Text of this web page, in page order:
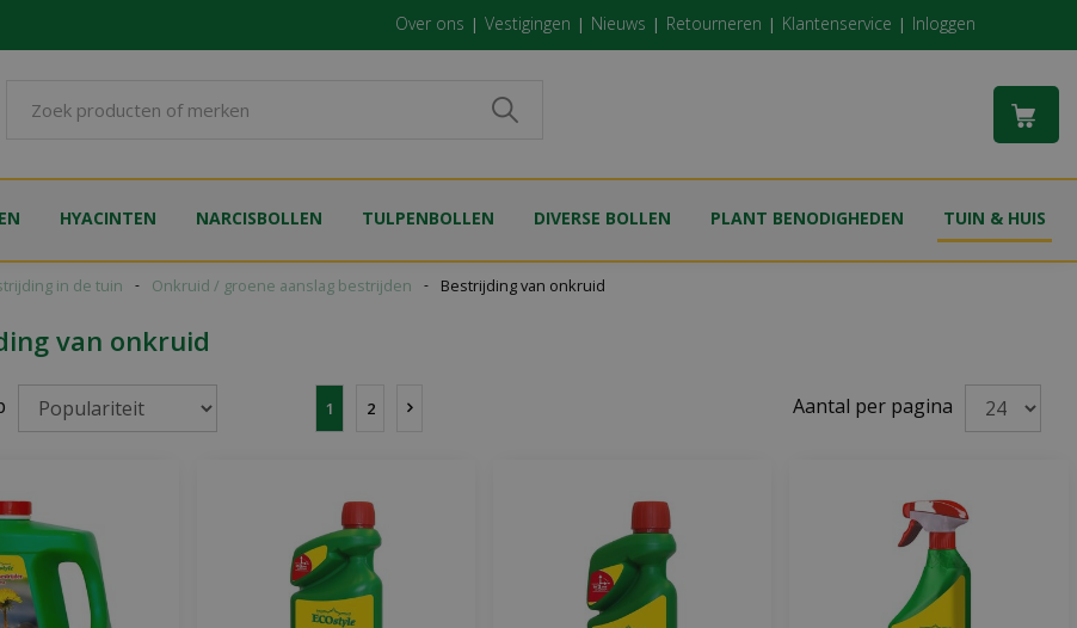
in de tuin Onkruid / groene aanslag bestrijden Bestrijding van onkruid
Over ons Vestigingen Nieuws Retourneren Klantenservice Inloggen
HYACINTEN NARCISBOLLEN TULPENBOLLEN DIVERSE BOLLEN PLANT BENODIGHEDEN TUIN & HUIS
van onkruid
Aantal per pagina
1 2